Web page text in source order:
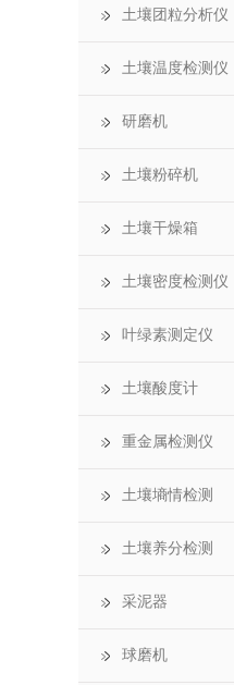
土壤团粒分析仪
土壤温度检测仪
研磨机
土壤粉碎机
土壤干燥箱
土壤密度检测仪
叶绿素测定仪
土壤酸度计
重金属检测仪
土壤墒情检测
土壤养分检测
采泥器
球磨机